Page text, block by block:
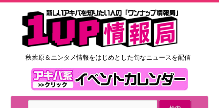
秋葉原＆エンタメ情報をはじめとした旬なニュースを配信